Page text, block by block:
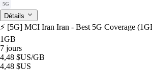
5G
Détails
⚡️ [5G] MCI Iran Iran - Best 5G Coverage
1GB
7 jours
4,48 $US/GB
4,48 $US